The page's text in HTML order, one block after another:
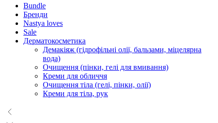
Bundle
Бренди
Nastya loves
Sale
Дерматокосметика
Демакіяж (гідрофільні олії, бальзами, міцелярна
вода)
Очищення (пінки, гелі для вмивання)
Креми для обличчя
Очищення тіла (гелі, пінки, олії)
Креми для тіла, рук